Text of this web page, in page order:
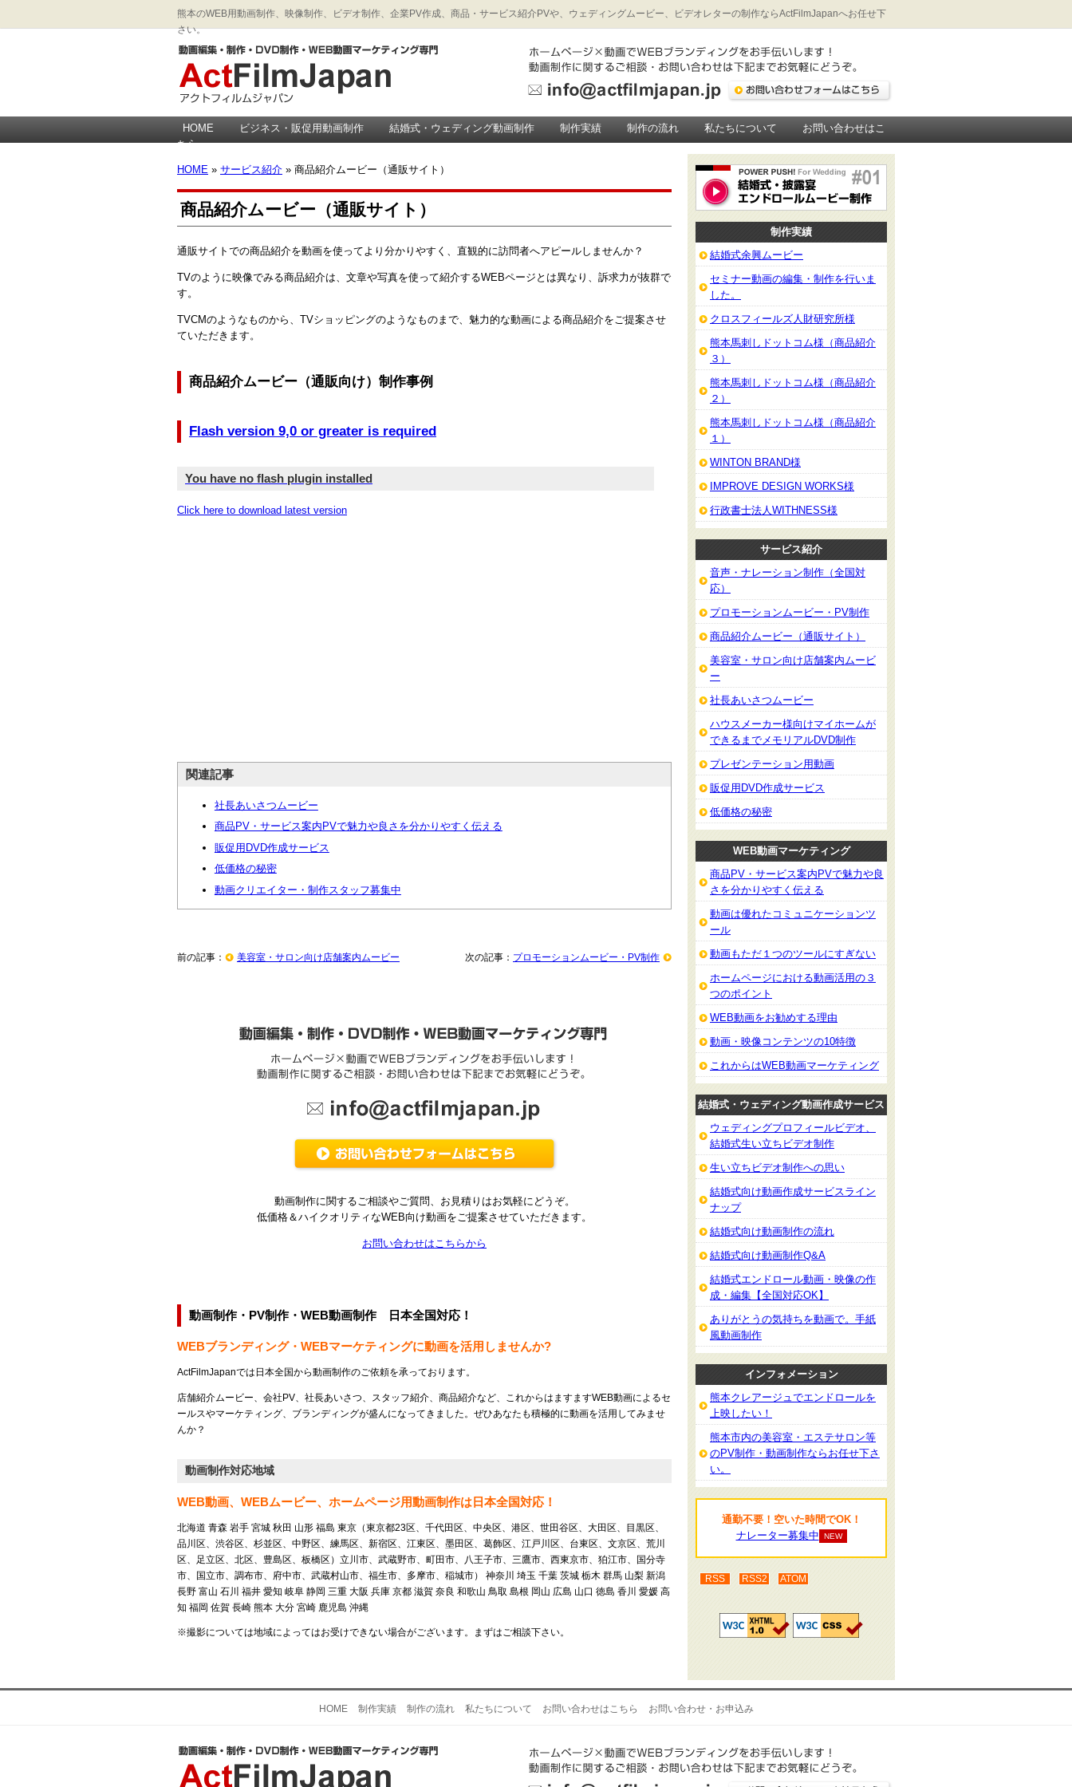
熊本のWEB用動画制作、映像制作、ビデオ制作、企業PV作成、商品・サービス紹介PVや、ウェディングムービー、ビデオレターの制作ならActFilmJapanへお任せ下
さい。
HOME ビジネス・販促用動画制作 結婚式・ウェディング動画制作 制作実績 制作の流れ 私たちについて
お問い合わせはこ
ちら
HOME » サービス紹介 » 商品紹介ムービー（通販サイト）
商品紹介ムービー（通販サイト）
通販サイトでの商品紹介を動画を使ってより分かりやすく、直観的に訪問者へアピールしませんか？
TVのように映像でみる商品紹介は、文章や写真を使って紹介するWEBページとは異なり、訴求力が抜群で
す。
TVCMのようなものから、TVショッピングのようなものまで、魅力的な動画による商品紹介をご提案させ
ていただきます。
商品紹介ムービー（通販向け）制作事例
Flash version 9,0 or greater is required
You have no flash plugin installed
Click here to download latest version
関連記事
社長あいさつムービー
商品PV・サービス案内PVで魅力や良さを分かりやすく伝える
販促用DVD作成サービス
低価格の秘密
動画クリエイター・制作スタッフ募集中
前の記事： 美容室・サロン向け店舗案内ムービー 次の記事： プロモーションムービー・PV制作
動画制作に関するご相談やご質問、お見積りはお気軽にどうぞ。
低価格＆ハイクオリティなWEB向け動画をご提案させていただきます。
お問い合わせはこちらから
動画制作・PV制作・WEB動画制作 日本全国対応！
WEBブランディング・WEBマーケティングに動画を活用しませんか?
ActFilmJapanでは日本全国から動画制作のご依頼を承っております。
店舗紹介ムービー、会社PV、社長あいさつ、スタッフ紹介、商品紹介など、これからはますますWEB動画によるセ
ールスやマーケティング、ブランディングが盛んになってきました。ぜひあなたも積極的に動画を活用してみませ
んか？
動画制作対応地域
WEB動画、WEBムービー、ホームページ用動画制作は日本全国対応！
北海道 青森 岩手 宮城 秋田 山形 福島 東京（東京都23区、千代田区、中央区、港区、世田谷区、大田区、目黒区、
品川区、渋谷区、杉並区、中野区、練馬区、新宿区、江東区、墨田区、葛飾区、江戸川区、台東区、文京区、荒川
区、足立区、北区、豊島区、板橋区）立川市、武蔵野市、町田市、八王子市、三鷹市、西東京市、狛江市、国分寺
市、国立市、調布市、府中市、武蔵村山市、福生市、多摩市、稲城市） 神奈川 埼玉 千葉 茨城 栃木 群馬 山梨 新潟
長野 富山 石川 福井 愛知 岐阜 静岡 三重 大阪 兵庫 京都 滋賀 奈良 和歌山 鳥取 島根 岡山 広島 山口 徳島 香川 愛媛 高
知 福岡 佐賀 長崎 熊本 大分 宮崎 鹿児島 沖縄
※撮影については地域によってはお受けできない場合がございます。まずはご相談下さい。
制作実績
結婚式余興ムービー
セミナー動画の編集・制作を行いま
した。
クロスフィールズ人財研究所様
熊本馬刺しドットコム様（商品紹介
３）
熊本馬刺しドットコム様（商品紹介
２）
熊本馬刺しドットコム様（商品紹介
１）
WINTON BRAND様
IMPROVE DESIGN WORKS様
行政書士法人WITHNESS様
サービス紹介
音声・ナレーション制作（全国対
応）
プロモーションムービー・PV制作
商品紹介ムービー（通販サイト）
美容室・サロン向け店舗案内ムービ
ー
社長あいさつムービー
ハウスメーカー様向けマイホームが
できるまでメモリアルDVD制作
プレゼンテーション用動画
販促用DVD作成サービス
低価格の秘密
WEB動画マーケティング
商品PV・サービス案内PVで魅力や良
さを分かりやすく伝える
動画は優れたコミュニケーションツ
ール
動画もただ１つのツールにすぎない
ホームページにおける動画活用の３
つのポイント
WEB動画をお勧めする理由
動画・映像コンテンツの10特徴
これからはWEB動画マーケティング
結婚式・ウェディング動画作成サービス
ウェディングプロフィールビデオ、
結婚式生い立ちビデオ制作
生い立ちビデオ制作への思い
結婚式向け動画作成サービスライン
ナップ
結婚式向け動画制作の流れ
結婚式向け動画制作Q&A
結婚式エンドロール動画・映像の作
成・編集【全国対応OK】
ありがとうの気持ちを動画で。手紙
風動画制作
インフォメーション
熊本クレアージュでエンドロールを
上映したい！
熊本市内の美容室・エステサロン等
のPV制作・動画制作ならお任せ下さ
い。
通勤不要！空いた時間でOK！
ナレーター募集中
NEW
RSS RSS2 ATOM
HOME 制作実績 制作の流れ 私たちについて お問い合わせはこちら お問い合わせ・お申込み